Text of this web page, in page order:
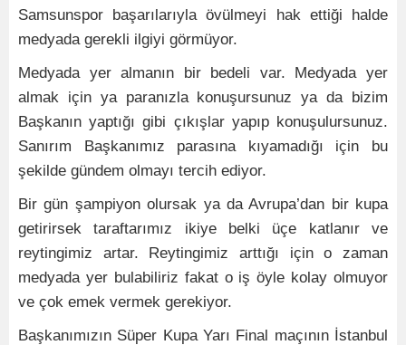
Samsunspor başarılarıyla övülmeyi hak ettiği halde
medyada gerekli ilgiyi görmüyor.
Medyada yer almanın bir bedeli var. Medyada yer
almak için ya paranızla konuşursunuz ya da bizim
Başkanın yaptığı gibi çıkışlar yapıp konuşulursunuz.
Sanırım Başkanımız parasına kıyamadığı için bu
şekilde gündem olmayı tercih ediyor.
Bir gün şampiyon olursak ya da Avrupa’dan bir kupa
getirirsek taraftarımız ikiye belki üçe katlanır ve
reytingimiz artar. Reytingimiz arttığı için o zaman
medyada yer bulabiliriz fakat o iş öyle kolay olmuyor
ve çok emek vermek gerekiyor.
Başkanımızın Süper Kupa Yarı Final maçının İstanbul